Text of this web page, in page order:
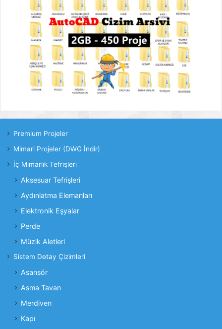
Premium Projeler
Mimari Projeler (DWG İndir)
İç Mimarlık Tefrişleri
Aksesuar Tefrişleri
Aydınlatma Elemanları
Elektronik Eşyalar
Perde
Müzik Aletleri
Sistem Detay Çizimleri
Asansör
Asma Tavan
Merdiven
Kapı